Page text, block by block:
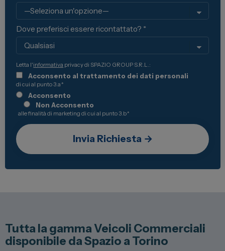
Dove preferisci essere ricontattato? *
Letta l'informativa privacy di SPAZIO GROUP S.R.L.:
Acconsento al trattamento dei dati personali
di cui al punto 3.a*
Acconsento
Non Acconsento
alle finalità di marketing di cui al punto 3.b*
Tutta la gamma Veicoli Commerciali
disponibile da Spazio a Torino